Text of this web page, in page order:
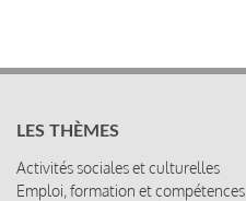
LES THÈMES
Activités sociales et culturelles
Emploi, formation et compétences